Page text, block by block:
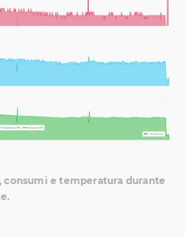
consumi e temperatura durante